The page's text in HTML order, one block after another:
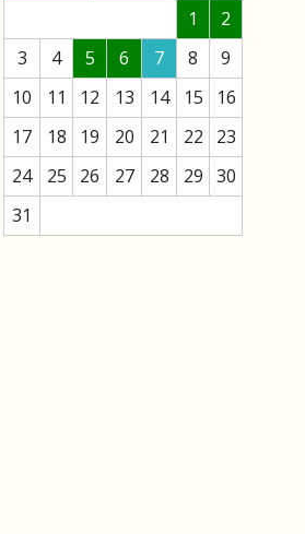
1
2
3
4 5 6 7 8
9
10
11 12 13 14 15
16
17
18 19 20 21 22
23
24
25 26 27 28 29 30
31